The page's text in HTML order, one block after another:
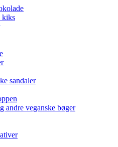
kiks
sandaler
andre veganske bøger